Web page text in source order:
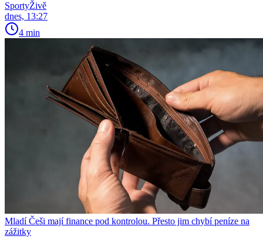
SportyŽivě
dnes, 13:27
4 min
Mladí Češi mají finance pod kontrolou. Přesto jim chybí peníze na
zážitky